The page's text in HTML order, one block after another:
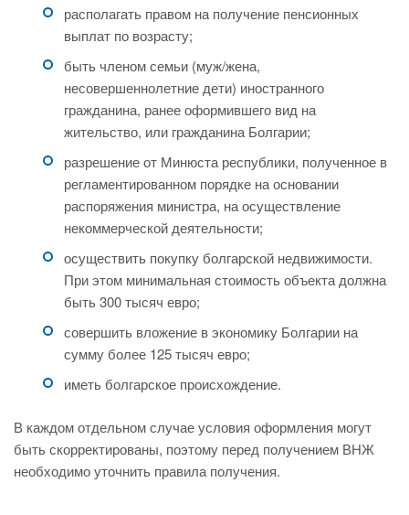
располагать правом на получение пенсионных
выплат по возрасту;
быть членом семьи (муж/жена,
несовершеннолетние дети) иностранного
гражданина, ранее оформившего вид на
жительство, или гражданина Болгарии;
разрешение от Минюста республики, полученное в
регламентированном порядке на основании
распоряжения министра, на осуществление
некоммерческой деятельности;
осуществить покупку болгарской недвижимости.
При этом минимальная стоимость объекта должна
быть 300 тысяч евро;
совершить вложение в экономику Болгарии на
сумму более 125 тысяч евро;
иметь болгарское происхождение.
В каждом отдельном случае условия оформления могут
быть скорректированы, поэтому перед получением ВНЖ
необходимо уточнить правила получения.